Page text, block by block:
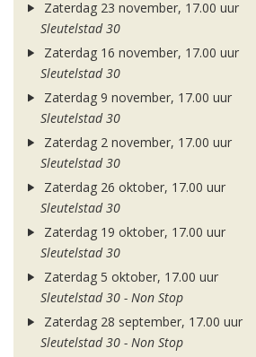
Zaterdag 23 november, 17.00 uur
Sleutelstad 30
Zaterdag 16 november, 17.00 uur
Sleutelstad 30
Zaterdag 9 november, 17.00 uur
Sleutelstad 30
Zaterdag 2 november, 17.00 uur
Sleutelstad 30
Zaterdag 26 oktober, 17.00 uur
Sleutelstad 30
Zaterdag 19 oktober, 17.00 uur
Sleutelstad 30
Zaterdag 5 oktober, 17.00 uur
Sleutelstad 30 - Non Stop
Zaterdag 28 september, 17.00 uur
Sleutelstad 30 - Non Stop